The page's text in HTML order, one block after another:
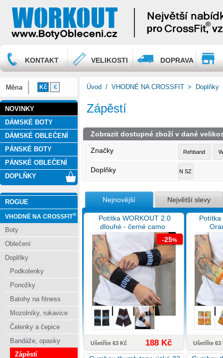
KONTAKT VELIKOSTI DOPRAVA
Kč €
NOVINKY
DÁMSKÉ BOTY
DÁMSKÉ OBLEČENÍ
PÁNSKÉ BOTY
PÁNSKÉ OBLEČENÍ
DOPLŇKY
ROGUE
VHODNÉ NA CROSSFIT®
Boty
Oblečení
Doplňky
Podkolenky
Ponožky
Batohy na fitness
Mozolníky, rukavice
Čelenky a čepice
Bandáže, opasky
Zápěstí
Úvod / VHODNÉ NA CROSSFIT > Doplňky
Zápěstí
Zobrazit dostupné zboží v dané
Značky Rehband
Doplňky N SZ
Nejnovější Největší slevy
-25%
Potítka WORKOUT 2.0
dlouhé - černé camo
Ušetříte 63 Kč 188 Kč
Potítka
Ušetříte 63